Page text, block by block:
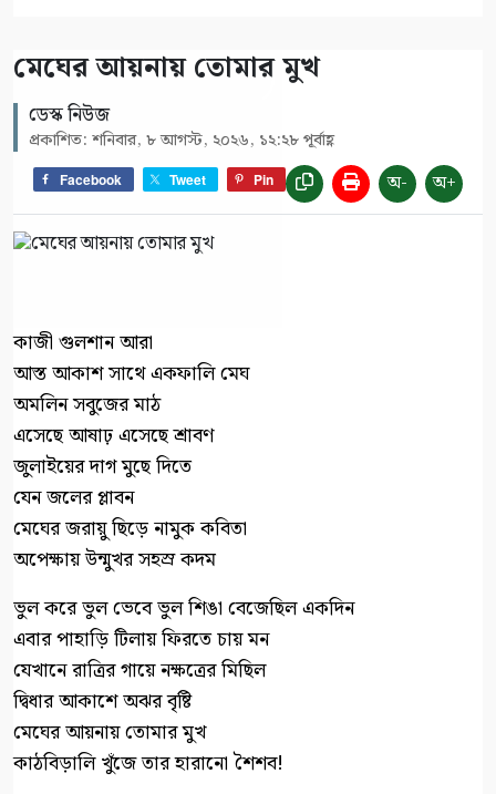
মেঘের আয়নায় তোমার মুখ
ডেস্ক নিউজ
প্রকাশিত: শনিবার, ৮ আগস্ট, ২০২৬, ১২:২৮ পূর্বাহ্ণ
Facebook Tweet Pin অ- অ+
কাজী গুলশান আরা
আস্ত আকাশ সাথে একফালি মেঘ
অমলিন সবুজের মাঠ
এসেছে আষাঢ় এসেছে শ্রাবণ
জুলাইয়ের দাগ মুছে দিতে
যেন জলের প্লাবন
মেঘের জরায়ু ছিড়ে নামুক কবিতা
অপেক্ষায় উন্মুখর সহস্র কদম
ভুল করে ভুল ভেবে ভুল শিঙা বেজেছিল একদিন
এবার পাহাড়ি টিলায় ফিরতে চায় মন
যেখানে রাত্রির গায়ে নক্ষত্রের মিছিল
দ্বিধার আকাশে অঝর বৃষ্টি
মেঘের আয়নায় তোমার মুখ
কাঠবিড়ালি খুঁজে তার হারানো শৈশব!